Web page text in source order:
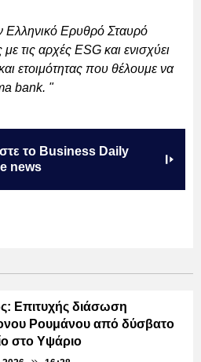
Ελληνικό Ερυθρό Σταυρό
τις αρχές ESG και ενισχύει
ετοιμότητας που θέλουμε να
bank. "
το Business Daily
news
Επιτυχής διάσωση
Ρουμάνου από δύσβατο
στο Υψάριο